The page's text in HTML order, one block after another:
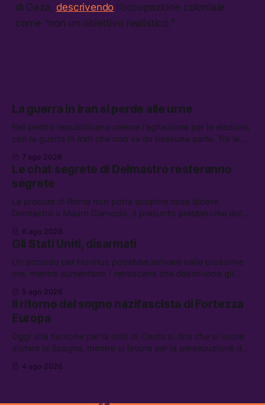
di Gaza, descrivendo l’occupazione coloniale
come “non un obiettivo realistico.”
La guerra in Iran si perde alle urne
Nel partito repubblicano cresce l’agitazione per le elezioni,
con la guerra in Iran che non va da nessuna parte. Tra le
lavoro, Schlein prova a mettere in sicurezza la coalizione, e
che cos’è lo “Spiralismo,” la religione degli agenti IA
7 ago 2026
Le chat segrete di Delmastro resteranno
segrete
La procura di Roma non potrà scoprire cosa diceva
Delmastro a Mauro Caroccia, il presunto prestanome del
attacchi in Libano, il governo chiederà 36 miliardi di
flessibilità in armi e energia, e Grokipedia è già stata
abbandonata
6 ago 2026
Gli Stati Uniti, disarmati
Un accordo per Hormuz potrebbe arrivare nelle prossime
ore, mentre aumentano i retroscena che descrivono gli
chi aspetta i dispersi di Ceuta, il boom dei carburanti
diluiti, e quanti attivisti anti data center sono stati arrestati
5 ago 2026
Il ritorno del sogno nazifascista di Fortezza
Europa
Oggi alla riunione per la crisi di Ceuta si dirà che si vuole
aiutare la Spagna, mentre si lavora per la persecuzione dei
spontanei a Gaza, un giovane di 19 anni è morto sotto il
4 ago 2026